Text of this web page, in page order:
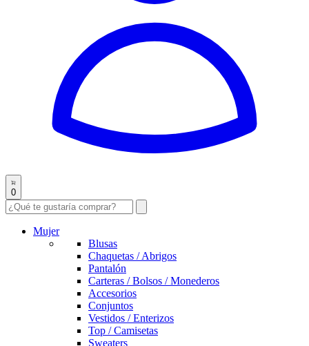
0
Mujer
Blusas
Chaquetas / Abrigos
Pantalón
Carteras / Bolsos / Monederos
Accesorios
Conjuntos
Vestidos / Enterizos
Top / Camisetas
Sweaters